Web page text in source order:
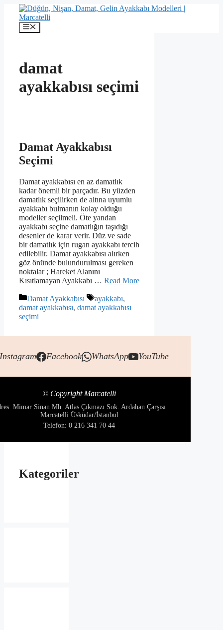
İçeriğe
Menü
damat
ayakkabısı seçimi
Damat Ayakkabısı
Seçimi
Damat ayakkabısı en az damatlık
kadar önemli bir parçadır. Bu yüzden
damatlık seçilirken de altına uyumlu
ayakkabı bulmanın kolay olduğu
modeller seçilmeli. Öte yandan
ayakkabı seçine damatlığın taşıdığı
desenler de karar verir. Düz ve sade
bir damatlık için rugan ayakkabı tercih
edilebilir. Damat ayakkabısı alırken
göz önünde bulundurulması gereken
noktalar ; Hareket Alanını
Kısıtlamayan Ayakkabı … Read More
Kategoriler
Damat Ayakkabısı Etiketler
ayakkabı,
damat ayakkabısı, damat ayakkabısı
seçimi
Instagram Facebook WhatsApp YouTube
© Copyright Marcatelli
Mimar Sinan Mh. Atlas Çıkmazı Sok. Ardahan Çarşısı
Marcatelli Üsküdar/İstanbul
Telefon: 0 216 341 70 44
Kategoriler